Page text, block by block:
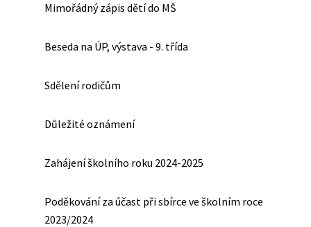
Mimořádný zápis dětí do MŠ
Beseda na ÚP, výstava - 9. třída
Sdělení rodičům
Důležité oznámení
Zahájení školního roku 2024-2025
Poděkování za účast při sbírce ve školním roce
2023/2024